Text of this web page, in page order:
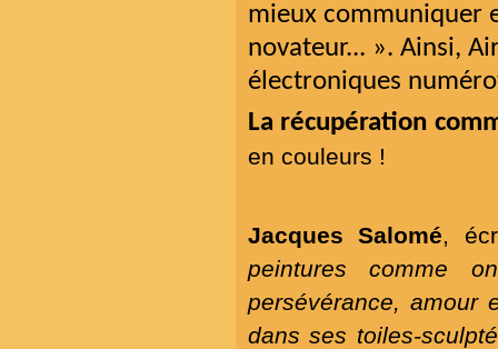
mieux communiquer
novateur... ». Ainsi,
électroniques
La récupération
en couleurs !
Jacques Salomé,
peintures comme
persévérance, amour
dans ses toiles-